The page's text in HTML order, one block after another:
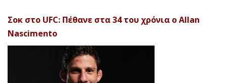
Σοκ στο UFC: Πέθανε στα 34 του χρόνια ο Allan
Nascimento